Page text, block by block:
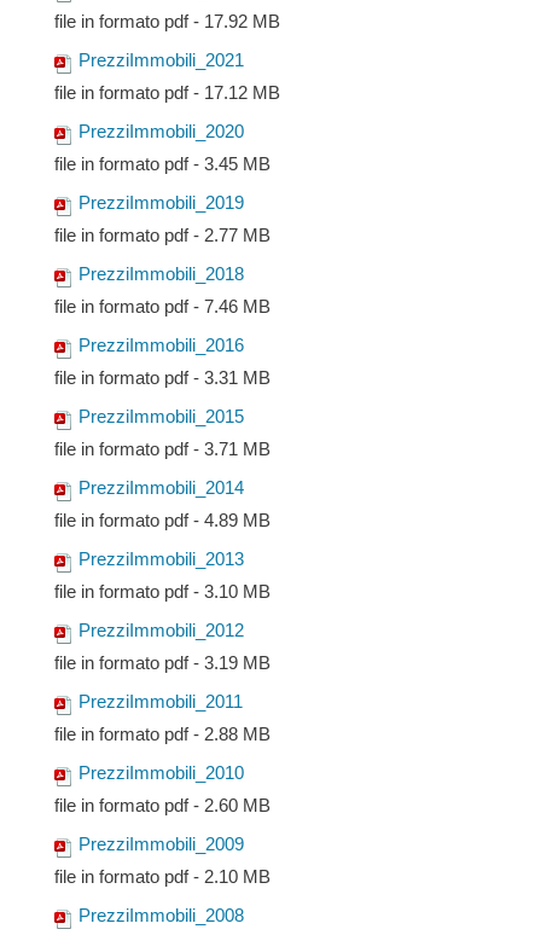
file in formato pdf - 17.92 MB
PrezziImmobili_2021
file in formato pdf - 17.12 MB
PrezziImmobili_2020
file in formato pdf - 3.45 MB
PrezziImmobili_2019
file in formato pdf - 2.77 MB
PrezziImmobili_2018
file in formato pdf - 7.46 MB
PrezziImmobili_2016
file in formato pdf - 3.31 MB
PrezziImmobili_2015
file in formato pdf - 3.71 MB
PrezziImmobili_2014
file in formato pdf - 4.89 MB
PrezziImmobili_2013
file in formato pdf - 3.10 MB
PrezziImmobili_2012
file in formato pdf - 3.19 MB
PrezziImmobili_2011
file in formato pdf - 2.88 MB
PrezziImmobili_2010
file in formato pdf - 2.60 MB
PrezziImmobili_2009
file in formato pdf - 2.10 MB
PrezziImmobili_2008